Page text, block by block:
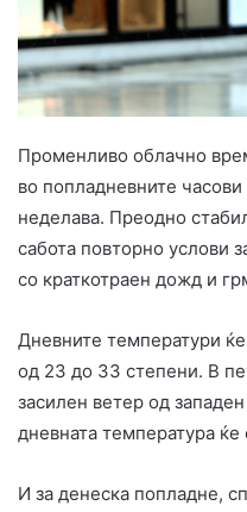
Променливо облачно
во попладневните
неделава. Преодно
сабота повторно услови
со краткотраен дожд и
Дневните температури
од 23 до 33 степени. В
засилен ветер од
дневната температура
И за денеска попладне,